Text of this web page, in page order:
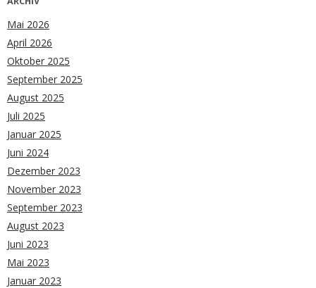
Mai 2026
April 2026
Oktober 2025
September 2025
August 2025
Juli 2025
Januar 2025
Juni 2024
Dezember 2023
November 2023
September 2023
August 2023
Juni 2023
Mai 2023
Januar 2023